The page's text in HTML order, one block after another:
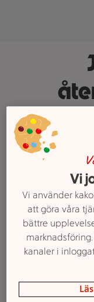
Återvinn
ihop en
stadig
Vi
Vi använder
att göra våra
bättre
kanaler i